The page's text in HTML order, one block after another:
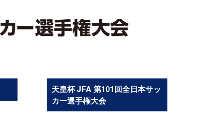
天皇杯 JFA 第101回全日本サッ
カー選手権大会